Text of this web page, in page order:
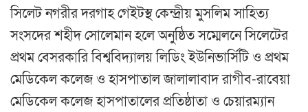
সিলেট নগরীর দরগাহ গেইটস্থ কেন্দ্রীয় মুসলিম সাহিত্য
সংসদের শহীদ সোলেমান হলে অনুষ্ঠিত সম্মেলনে সিলেটের
প্রথম বেসরকারি বিশ্ববিদ্যালয় লিডিং ইউনিভার্সিটি ও প্রথম
মেডিকেল কলেজ ও হাসপাতাল জালালাবাদ রাগীব-রাবেয়া
মেডিকেল কলেজ হাসপাতালের প্রতিষ্ঠাতা ও চেয়ারম্যান